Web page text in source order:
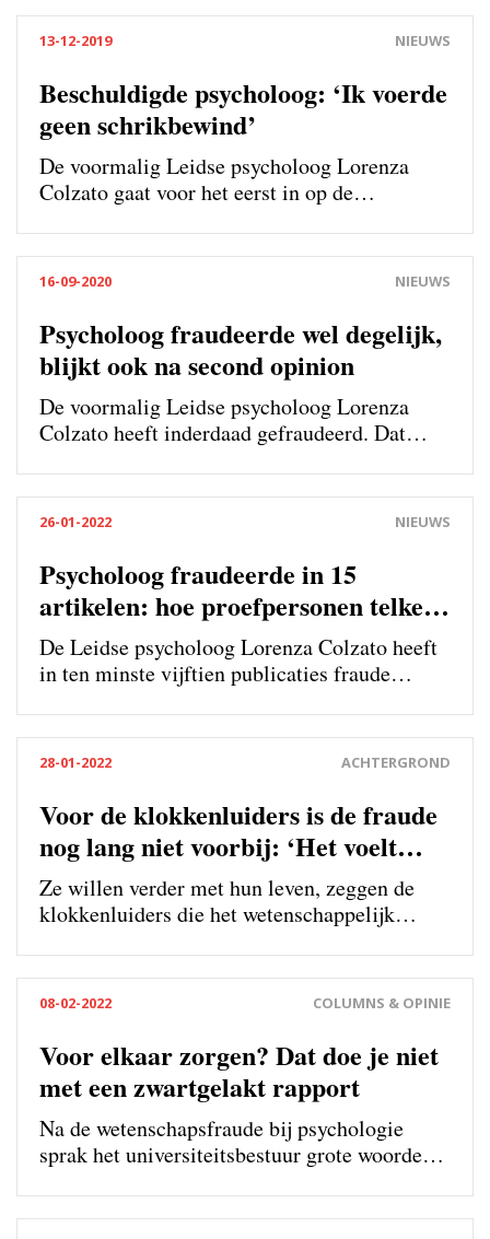
het toch deden. ‘Toekijken hoe anderen door
dezelfde shit heen moesten, was zwaarder dan
het zelf ondergaan.’
13-12-2019 NIEUWS
Beschuldigde psycholoog: ‘Ik voerde
geen schrikbewind’
De voormalig Leidse psycholoog Lorenza
Colzato gaat voor het eerst in op de
fraude. ‘Van een eerlijk proces is geen enkele
sprake.’
16-09-2020 NIEUWS
Psycholoog fraudeerde wel degelijk,
blijkt ook na second opinion
De voormalig Leidse psycholoog Lorenza
Colzato heeft inderdaad gefraudeerd. Dat
Wetenschappelijke Integriteit in een second
opinion die door de psycholoog was
aangevraagd. De universiteit heeft bij de
aanpak wel ‘onzorgvuldig gehandeld’.
26-01-2022 NIEUWS
Psycholoog fraudeerde in 15
artikelen: hoe proefpersonen telkens
weer verdwenen
De Leidse psycholoog Lorenza Colzato heeft
in ten minste vijftien publicaties fraude
Commissie Wetenschappelijke Integriteit
(CWI) dat in november stilzwijgend is
gepubliceerd. ‘Er is nog geen enkel artikel
teruggetrokken.’
28-01-2022 ACHTERGROND
Voor de klokkenluiders is de fraude
nog lang niet voorbij: ‘Het voelt
alsof we stilstaan’
Ze willen verder met hun leven, zeggen de
klokkenluiders die het wetenschappelijk
openbaarden. Maar zolang de frauduleuze
artikelen niet worden teruggetrokken en de
universiteit geen open kaart speelt, blijven
juist zíj zich verdacht voelen. ‘De grootste
angst is dat alles voor niks is geweest.’
08-02-2022 COLUMNS & OPINIE
Voor elkaar zorgen? Dat doe je niet
met een zwartgelakt rapport
Na de wetenschapsfraude bij psychologie
sprak het universiteitsbestuur grote woorden
beter werkklimaat. Maar daarna bleef het